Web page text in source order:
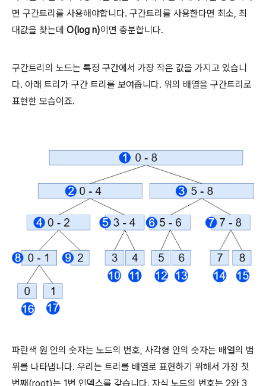
면 구간트리를 사용해야합니다. 구간트리를 사용한다면 최소, 최
대값을 찾는데 O(log n)이면 충분합니다.
구간트리의 노드는 특정 구간에서 가장 작은 값을 가지고 있습니
다. 아래 트리가 구간 트리를 보여줍니다. 위의 배열을 구간트리로
표현한 모습이죠.
파란색 원 안의 숫자는 노드의 번호, 사각형 안의 숫자는 배열의 범
위를 나타냅니다. 우리는 트리를 배열로 표현하기 위해서 가장 첫
번째(root)는 1번 인덱스를 갖습니다. 자식 노드의 번호는 2와 3